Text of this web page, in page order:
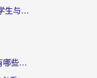
在海外如何看CCTV？留学生与海外华人的实用回国加速指南
国外打冒险岛2的加速器有哪些？海外玩家国服畅玩全攻略（附实测推荐）